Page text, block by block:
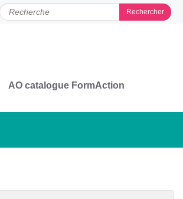
Chercher par
AO catalogue FormAction